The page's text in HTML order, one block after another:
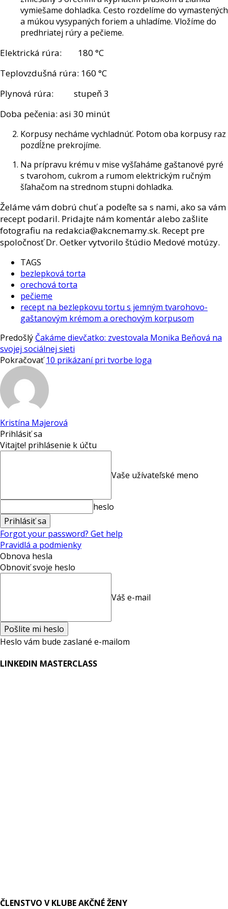
vymiešame dohladka. Cesto rozdelíme do vymastených
a múkou vysypaných foriem a uhladíme. Vložíme do
predhriatej rúry a pečieme.
Elektrická rúra:
180 °C
Teplovzdušná rúra: 160 °C
Plynová rúra:
stupeň 3
Doba pečenia: asi 30 minút
Korpusy necháme vychladnúť. Potom oba korpusy raz
pozdĺžne prekrojíme.
Na prípravu krému v mise vyšľaháme gaštanové pyré
s tvarohom, cukrom a rumom elektrickým ručným
šľahačom na strednom stupni dohladka.
Želáme vám dobrú chuť a podeľte sa s nami, ako sa vám
recept podaril. Pridajte nám komentár alebo zašlite
fotografiu na redakcia@akcnemamy.sk. Recept pre
spoločnosť Dr. Oetker vytvorilo štúdio Medové motúzy.
TAGS
bezlepková torta
orechová torta
pečieme
recept na bezlepkovu tortu s jemným tvarohovo-
gaštanovým krémom a orechovým korpusom
Predošlý Čakáme dievčatko: zvestovala Monika Beňová na
svojej sociálnej sieti
Pokračovať 10 prikázaní pri tvorbe loga
Kristína Majerová
Prihlásiť sa
Vitajte! prihlásenie k účtu
Vaše užívateľské meno
heslo
Forgot your password? Get help
Pravidlá a podmienky
Obnova hesla
Obnoviť svoje heslo
Váš e-mail
Heslo vám bude zaslané e-mailom
LINKEDIN MASTERCLASS
ČLENSTVO V KLUBE AKČNÉ ŽENY